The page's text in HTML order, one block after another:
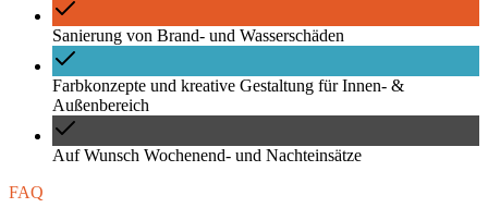
Sanierung von Brand- und Wasserschäden
Farbkonzepte und kreative Gestaltung für Innen- &
Außenbereich
Auf Wunsch Wochenend- und Nachteinsätze
FAQ